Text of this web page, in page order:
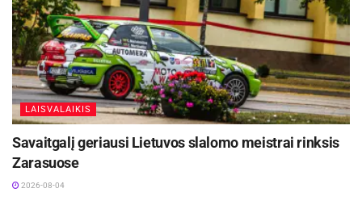
LAISVALAIKIS
Savaitgalį geriausi Lietuvos slalomo meistrai rinksis
Zarasuose
2026-08-04